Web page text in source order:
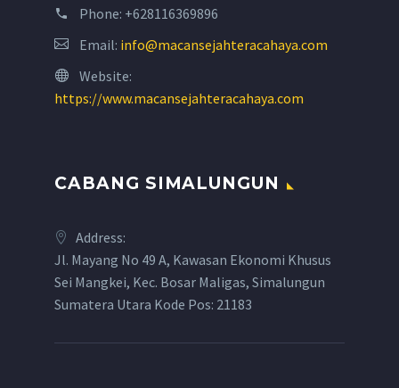
Phone: +628116369896
Email: info@macansejahteracahaya.com
Website:
https://www.macansejahteracahaya.com
CABANG SIMALUNGUN
Address:
Jl. Mayang No 49 A, Kawasan Ekonomi Khusus
Sei Mangkei, Kec. Bosar Maligas, Simalungun
Sumatera Utara Kode Pos: 21183